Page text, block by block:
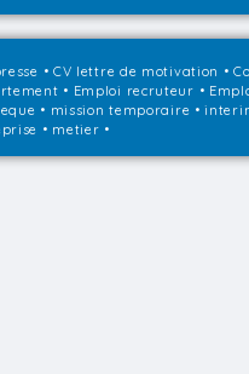
• CV lettre de motivation •
• Emploi recruteur •
• mission temporaire •
• metier •